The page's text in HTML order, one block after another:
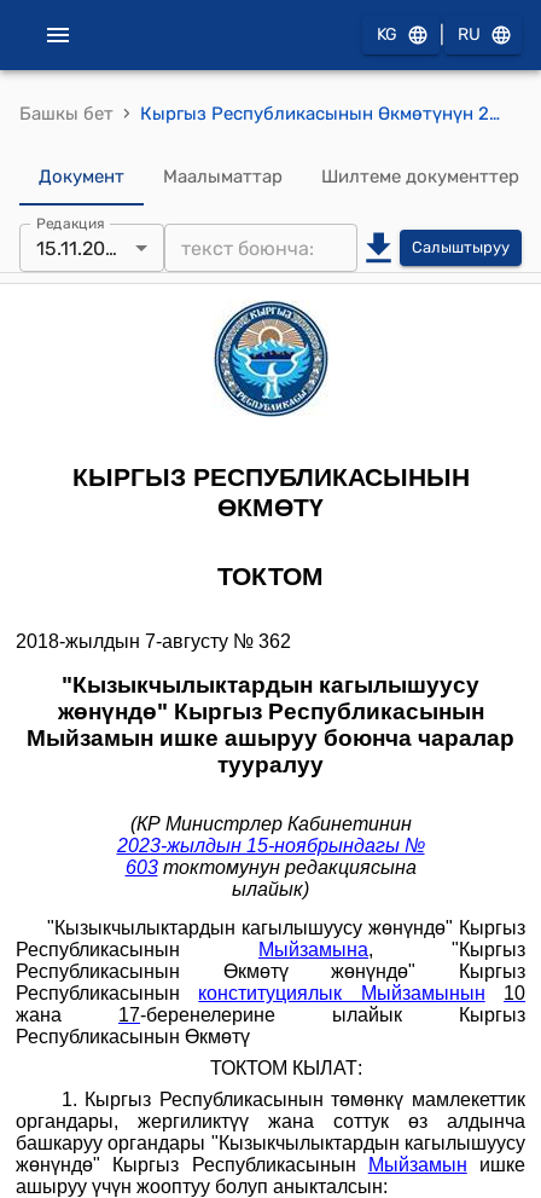
KG RU
Башкы бет › Кыргыз Республикасынын Өкмөтүнүн 2018-жылдын 7-августундагы № 362 "Кызыкчылыктардын кагылышуусу жөнүндө" Кыргыз Республикасынын Мыйзамын ишке ашыруу боюнча чаралар тууралуу" токтому
Документ Маалыматтар Шилтеме документтер
Редакция
15.11.2023 Салыштыруу